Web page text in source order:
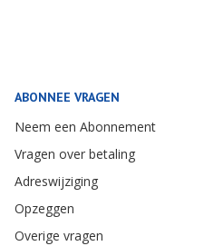
ABONNEE VRAGEN
Neem een Abonnement
Vragen over betaling
Adreswijziging
Opzeggen
Overige vragen